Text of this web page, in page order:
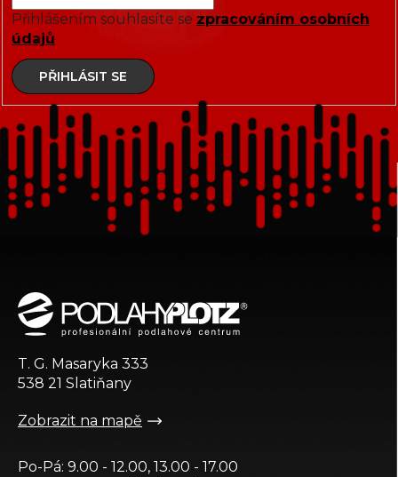
Přihlášením souhlasíte se zpracováním osobních
údajů
PŘIHLÁSIT SE
T. G. Masaryka 333
538 21 Slatiňany
Zobrazit na mapě
Po-Pá: 9.00 - 12.00, 13.00 - 17.00